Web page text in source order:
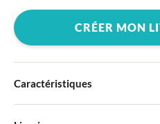
CRÉER MON
Caractéristiques